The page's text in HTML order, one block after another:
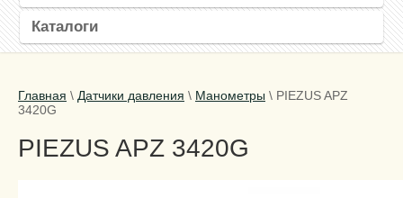
Каталоги
Главная \ Датчики давления \ Манометры \ PIEZUS APZ
3420G
PIEZUS APZ 3420G